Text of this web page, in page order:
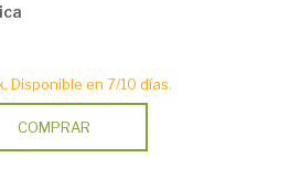
Disponible en 7/10 días.
COMPRAR